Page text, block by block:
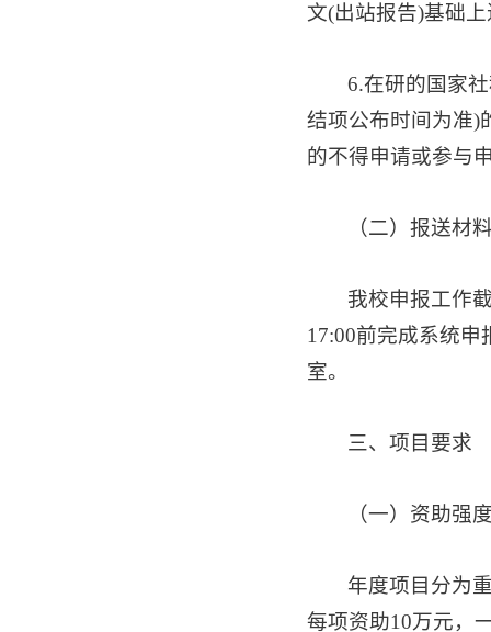
文(出站报告)基础
6.在研的国家
结项公布时间为准)
的不得申请或参与
（二）报送材
我校申报工作
17:00前完成系统
室。
三、项目要求
（一）资助强
年度项目分为
每项资助10万元，